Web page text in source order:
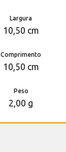
Largura
10,50 cm
Comprimento
10,50 cm
Peso
2,00 g